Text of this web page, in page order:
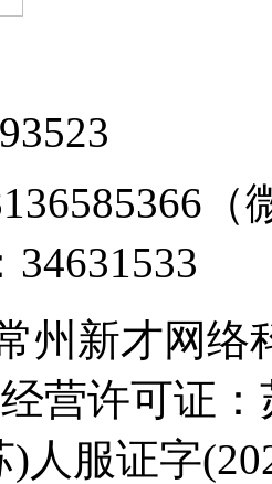
（
34631533
州新才网络
营许可证
人服证字